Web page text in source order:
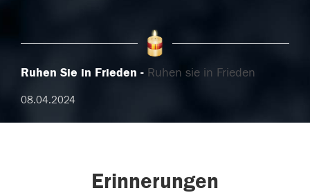
Ruhen Sie in Frieden Ruhen sie in Frieden
08.04.2024
Erinnerungen